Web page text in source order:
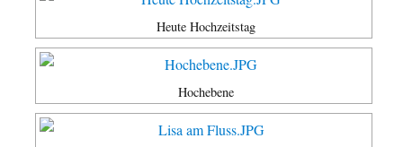
Heute Hochzeitstag
Hochebene